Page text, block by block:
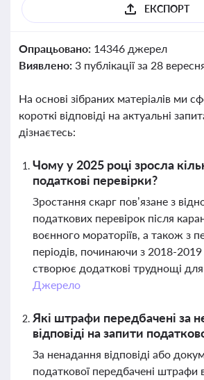
ЕКСПОРТ
Опрацьовано: 14346 джерел
Виявлено: 3 публікації за 28
На основі зібраних матеріалів ми
короткі відповіді на актуальні
дізнаєтесь:
Чому у 2025 році зросла
податкові перевірки?
Зростання скарг пов’язане з
податкових перевірок після
воєнного мораторіїв, а також з
періодів, починаючи з 2018-
створює додаткові труднощі для
Джерело
Які штрафи передбачені за
відповіді на запити
За ненадання відповіді або
податкової передбачені штрафи